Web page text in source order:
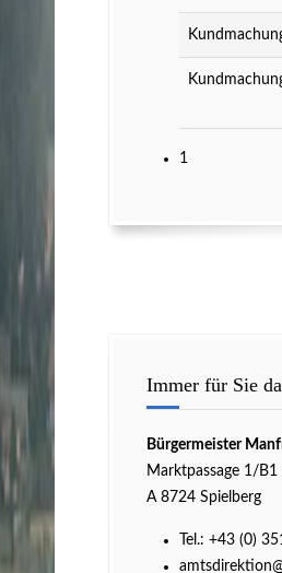
1
Immer für Sie
Bürgermeister
Marktpassage 1/B1
A 8724 Spielberg
Tel.: +43 (0)